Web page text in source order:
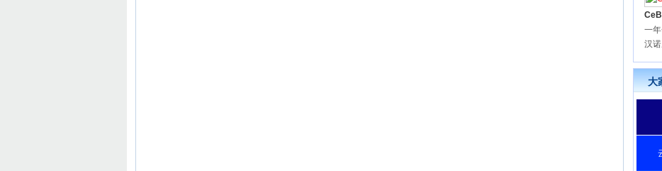
一
汉
大